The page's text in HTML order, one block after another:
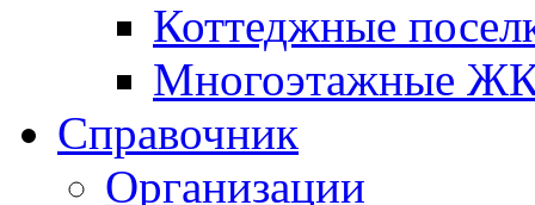
Коттеджные
Многоэтажные
Справочник
Организации